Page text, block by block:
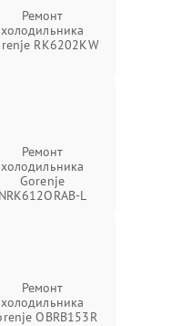
Ремонт
холодильника
RK6202KW
Ремонт
холодильника
Gorenje
NRK612ORAB-L
Ремонт
холодильника
OBRB153R